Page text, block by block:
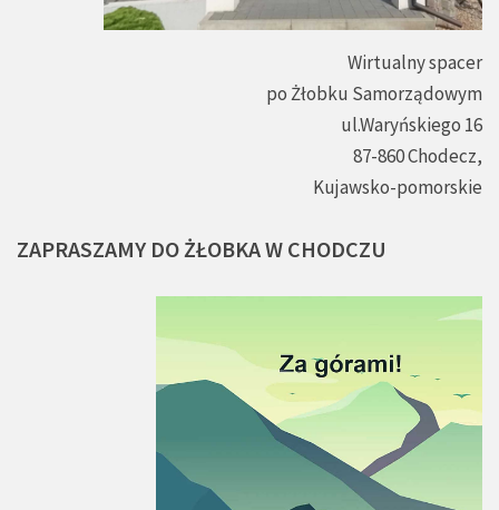
Wirtualny spacer
po Żłobku Samorządowym
ul.Waryńskiego 16
87-860 Chodecz,
Kujawsko-pomorskie
ZAPRASZAMY DOŻŁOBKAW CHODCZU